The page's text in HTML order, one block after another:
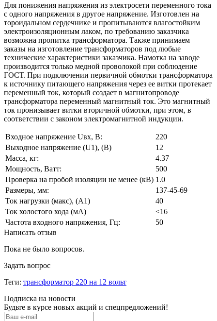
Для понижения напряжения из электросети переменного тока
с одного напряжения в другое напряжение. Изготовлен на
тороидальном сердечнике и пропитываются влагостойким
электроизоляционным лаком, по требованию заказчика
возможна пропитка трансформатора. Также принимаем
заказы на изготовление трансформаторов под любые
технические характеристики заказчика. Намотка на заводе
производится только медной проволокой при соблюдение
ГОСТ. При подключении первичной обмотки трансформатора
к источнику питающего напряжения через ее витки протекает
переменный ток, который создает в магнитопроводе
трансформатора переменный магнитный ток. Это магнитный
ток пронизывает витки вторичной обмотки, при этом, в
соответствии с законом электромагнитной индукции.
Входное напряжение Uвх, В:
220
Выходное напряжение (U1), (В)
12
Масса, кг:
4.37
Мощность, Ватт:
500
Проверка на пробой изоляции не менее (кВ) 1.0
Размеры, мм:
137-45-69
Ток нагрузки (макс), (А1)
40
Ток холостого хода (мА)
<16
Частота входного напряжения, Гц:
50
Написать отзыв
Пока не было вопросов.
Задать вопрос
Теги: трансформатор 220 на 12 вольт
Подписка на новости
Будьте в курсе новых акций и спецпредложений!